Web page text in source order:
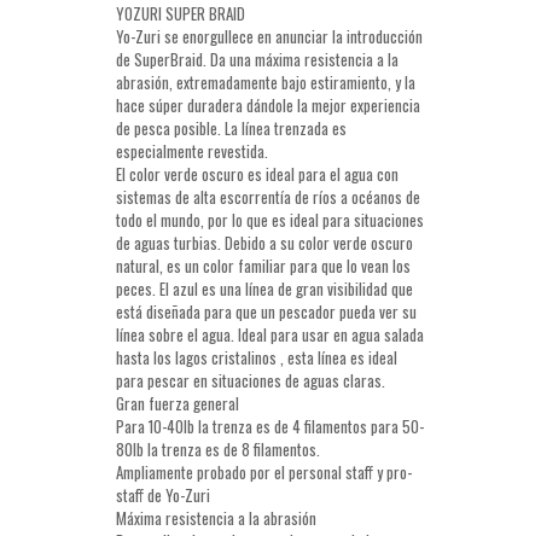
hasta
$169,000.00
YOZURI SUPER BRAID
Yo-Zuri se enorgullece en anunciar la introducción
de SuperBraid. Da una máxima resistencia a la
abrasión, extremadamente bajo estiramiento, y la
hace súper duradera dándole la mejor experiencia
de pesca posible. La línea trenzada es
especialmente revestida.
El color verde oscuro es ideal para el agua con
sistemas de alta escorrentía de ríos a océanos de
todo el mundo, por lo que es ideal para situaciones
de aguas turbias. Debido a su color verde oscuro
natural, es un color familiar para que lo vean los
peces. El azul es una línea de gran visibilidad que
está diseñada para que un pescador pueda ver su
línea sobre el agua. Ideal para usar en agua salada
hasta los lagos cristalinos , esta línea es ideal
para pescar en situaciones de aguas claras.
Gran fuerza general
Para 10-40lb la trenza es de 4 filamentos para 50-
80lb la trenza es de 8 filamentos.
Ampliamente probado por el personal staff y pro-
staff de Yo-Zuri
Máxima resistencia a la abrasión